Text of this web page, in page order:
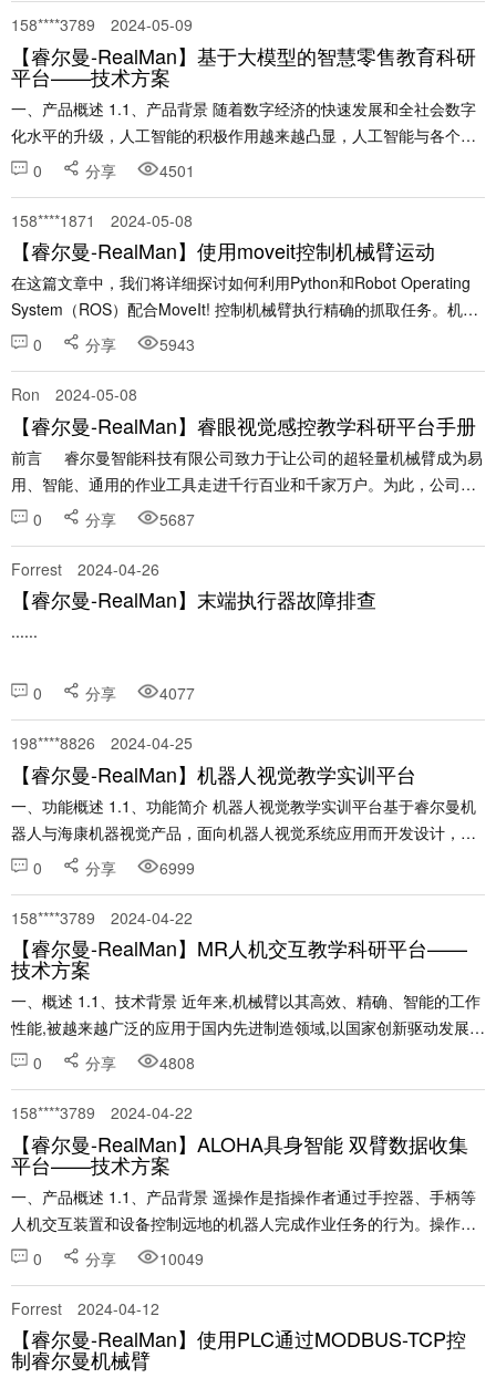
158****3789 2024-05-09
【睿尔曼-RealMan】基于大模型的智慧零售教育科研
平台——技术方案
一、产品概述 1.1、产品背景 随着数字经济的快速发展和全社会数字
化水平的升级，人工智能的积极作用越来越凸显，人工智能与各个行
业的深度融合已成为促进传统产业转型升级的重要方式之一。
0 分享 4501
158****1871 2024-05-08
【睿尔曼-RealMan】使用moveit控制机械臂运动
在这篇文章中，我们将详细探讨如何利用Python和Robot Operating
System（ROS）配合MoveIt! 控制机械臂执行精确的抓取任务。机械
臂技术在工业自动化、医疗服务以及研究领域扮演着越来越关键的角
0 分享 5943
Ron 2024-05-08
【睿尔曼-RealMan】睿眼视觉感控教学科研平台手册
前言 睿尔曼智能科技有限公司致力于让公司的超轻量机械臂成为易
用、智能、通用的作业工具走进千行百业和千家万户。为此，公司开
发了一套 AI 机械臂软件，实现了用（视觉）机械臂进行识别、定位
0 分享 5687
Forrest 2024-04-26
【睿尔曼-RealMan】末端执行器故障排查
......
0 分享 4077
198****8826 2024-04-25
【睿尔曼-RealMan】机器人视觉教学实训平台
一、功能概述 1.1、功能简介 机器人视觉教学实训平台基于睿尔曼机
器人与海康机器视觉产品，面向机器人视觉系统应用而开发设计，产
品涵盖机器人系统、工业视觉系统、自动化控制系统、计算机编程系
0 分享 6999
158****3789 2024-04-22
【睿尔曼-RealMan】MR人机交互教学科研平台——
技术方案
一、概述 1.1、技术背景 近年来,机械臂以其高效、精确、智能的工作
性能,被越来越广泛的应用于国内先进制造领域,以国家创新驱动发展战
略为引领,我国的机械臂市场已经步入繁荣发展的时期。在这样的行业
0 分享 4808
158****3789 2024-04-22
【睿尔曼-RealMan】ALOHA具身智能 双臂数据收集
平台——技术方案
一、产品概述 1.1、产品背景 遥操作是指操作者通过手控器、手柄等
人机交互装置和设备控制远地的机器人完成作业任务的行为。操作者
通过主机器人向从机器人发送指令，同时感受到从机器人和外界的交
0 分享 10049
Forrest 2024-04-12
【睿尔曼-RealMan】使用PLC通过MODBUS-TCP控
制睿尔曼机械臂